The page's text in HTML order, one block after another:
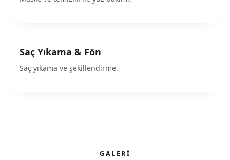
Saç Yıkama & Fön
Saç yıkama ve şekillendirme.
GALERI